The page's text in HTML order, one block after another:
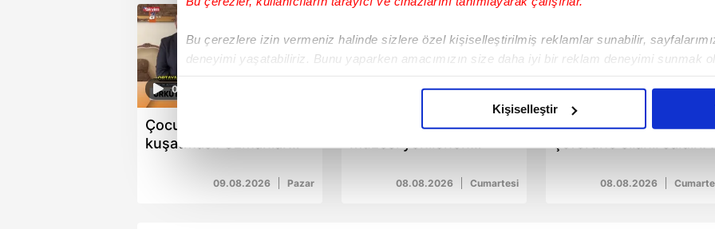
Bu çerezlere izin vermeniz halinde sizlere özel kişiselleştirilmiş reklamlar sunabilir,
deneyimi yaşatabiliriz. Bunu yaparken amacımızın size daha iyi bir reklam deneyimi sunmak
çerezler vasıtasıyla çeşitli kişisel verileriniz işlenmekte olup gerekli olan çerezler bilgi toplumu
Kişiselleştir
03:16
Çocuklara dijital sömürü
kuşatması! Uzmanlar
09.08.2026 Pazar
Aliya İzzetbegoviç
hazırlanıyor
08.08.2026 Cumartesi
00:46
Bahçelievler’de minibüs
08.08.2026